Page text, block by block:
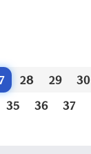
28 29 30
35 36 37